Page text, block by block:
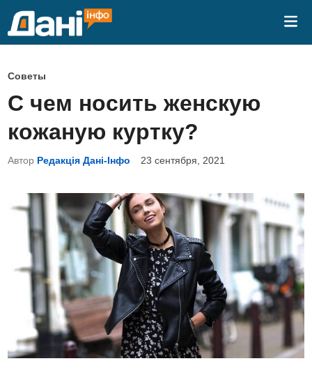
О
п
у
б
о
Советы
С чем носить женскую
кожаную куртку?
Автор Редакція Дані-Інфо 23 сентября, 2021